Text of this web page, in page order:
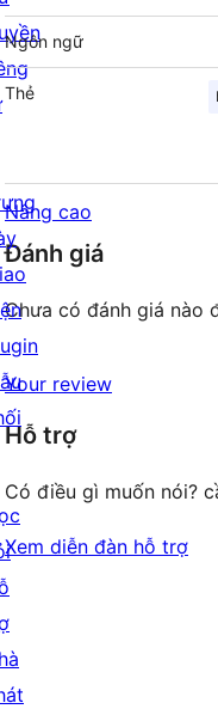
Ngôn ngữ
Thẻ
Nâng cao
Đánh giá
Chưa có đánh giá nào
Your review
Hỗ trợ
Có điều gì muốn nói?
Xem diễn đàn hỗ trợ